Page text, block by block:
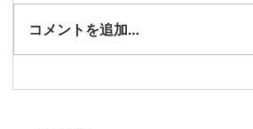
す。愛知ふとんレンタル ねむり
や
コメントを追加…